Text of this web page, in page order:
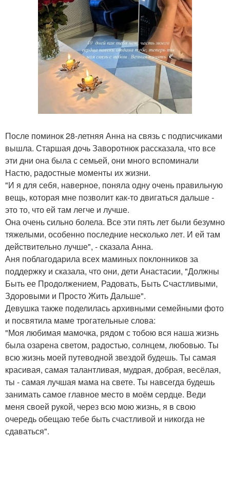
После поминок 28-летняя Анна на связь с подписчиками
вышла. Старшая дочь Заворотнюк рассказала, что все
эти дни она была с семьей, они много вспоминали
Настю, радостные моменты их жизни.
"И я для себя, наверное, поняла одну очень правильную
вещь, которая мне позволит как-то двигаться дальше -
это то, что ей там легче и лучше.
Она очень сильно болела. Все эти пять лет были безумно
тяжелыми, особенно последние несколько лет. И ей там
действительно лучше", - сказала Анна.
Аня поблагодарила всех маминых поклонников за
поддержку и сказала, что они, дети Анастасии, "Должны
Быть ее Продолжением, Радовать, Быть Счастливыми,
Здоровыми и Просто Жить Дальше".
Девушка также поделилась архивными семейными фото
и посвятила маме трогательные слова:
"Моя любимая мамочка, рядом с тобою вся наша жизнь
была озарена светом, радостью, солнцем, любовью. Ты
всю жизнь моей путеводной звездой будешь. Ты самая
красивая, самая талантливая, мудрая, добрая, весёлая,
ты - самая лучшая мама на свете. Ты навсегда будешь
занимать самое главное место в моём сердце. Веди
меня своей рукой, через всю мою жизнь, я в свою
очередь обещаю тебе быть счастливой и никогда не
сдаваться".